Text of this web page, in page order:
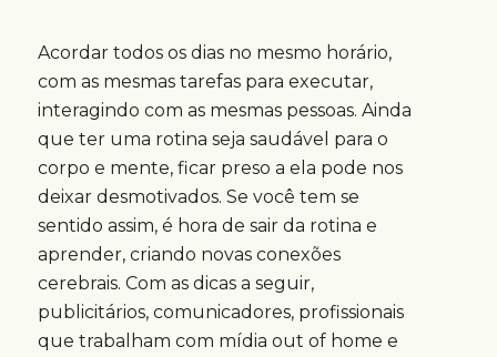
Acordar todos os dias no mesmo horário,
com as mesmas tarefas para executar,
interagindo com as mesmas pessoas. Ainda
que ter uma rotina seja saudável para o
corpo e mente, ficar preso a ela pode nos
deixar desmotivados. Se você tem se
sentido assim, é hora de sair da rotina e
aprender, criando novas conexões
cerebrais. Com as dicas a seguir,
publicitários, comunicadores, profissionais
que trabalham com mídia out of home e